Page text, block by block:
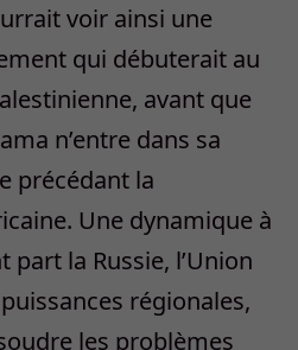
voir ainsi une
qui débuterait au
avant que
n’entre dans sa
précédant la
Une dynamique à
la Russie, l’Union
régionales,
les problèmes